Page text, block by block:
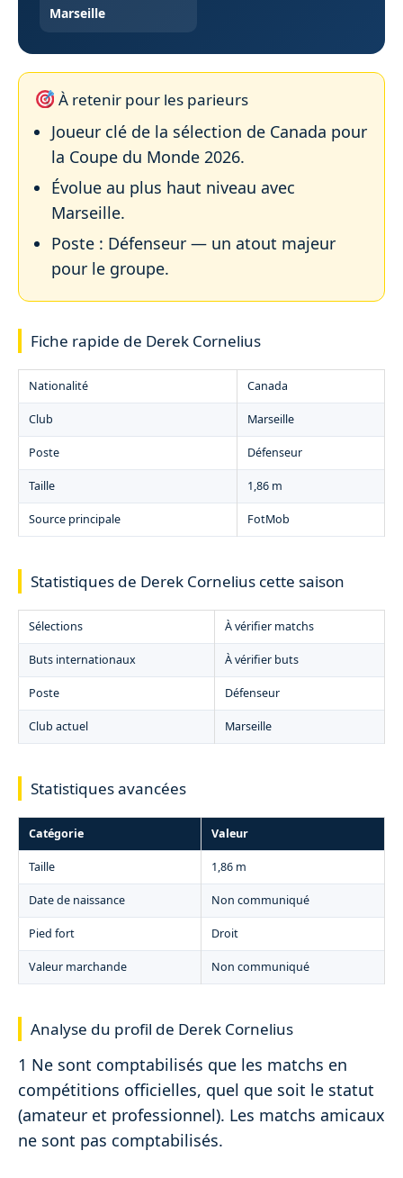
Marseille
À retenir pour les parieurs
Joueur clé de la sélection de Canada pour
la Coupe du Monde 2026.
Évolue au plus haut niveau avec
Marseille.
Poste : Défenseur — un atout majeur
pour le groupe.
Fiche rapide de Derek Cornelius
Nationalité Canada
Club Marseille
Poste Défenseur
Taille 1,86 m
Source principale FotMob
Statistiques de Derek Cornelius cette saison
Sélections À vérifier matchs
Buts internationaux À vérifier buts
Poste Défenseur
Club actuel Marseille
Statistiques avancées
Catégorie Valeur
Taille 1,86 m
Date de naissance Non communiqué
Pied fort Droit
Valeur marchande Non communiqué
Analyse du profil de Derek Cornelius
1 Ne sont comptabilisés que les matchs en
compétitions officielles, quel que soit le statut
(amateur et professionnel). Les matchs amicaux
ne sont pas comptabilisés.